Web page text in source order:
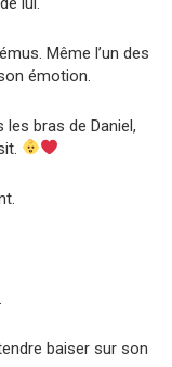
Même l’un des
émotion.
bras de Daniel,
baiser sur son